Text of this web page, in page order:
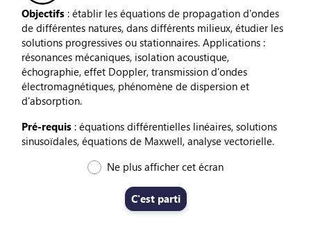
Objectifs : établir les équations de propagation d'ondes
de différentes natures, dans différents milieux, étudier les
solutions progressives ou stationnaires. Applications :
résonances mécaniques, isolation acoustique,
échographie, effet Doppler, transmission d'ondes
électromagnétiques, phénomène de dispersion et
d'absorption.
Pré-requis : équations différentielles linéaires, solutions
sinusoïdales, équations de Maxwell, analyse vectorielle.
Ne plus afficher cet écran
C'est parti